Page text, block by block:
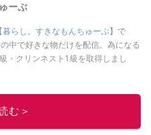
ーぶ
【暮らし。すきなもんちゅーぶ】 で
中で好きな物だけを配信。為になる
・クリンネスト1級を取得しまし
チオシストの他の記事を読む
む＞